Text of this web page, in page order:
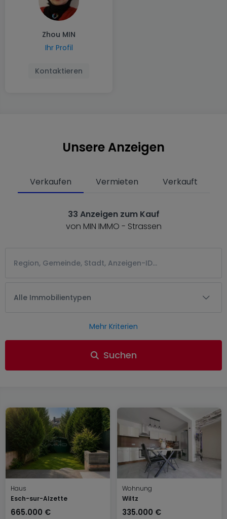
Zhou MIN
Ihr Profil
Kontaktieren
Unsere Anzeigen
Verkaufen Vermieten Verkauft
33 Anzeigen zum Kauf
von MIN IMMO - Strassen
Alle Immobilientypen
Mehr Kriterien
Suchen
Haus
Esch-sur-Alzette
665.000 €
Wohnung
Wiltz
335.000 €